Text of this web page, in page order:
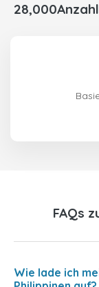
FAQs
Wie lade ich